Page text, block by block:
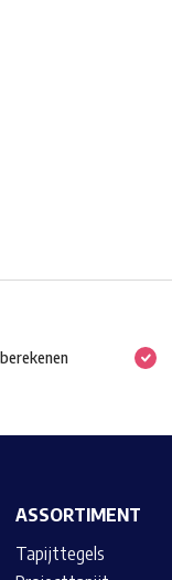
ASSORTIMENT
Tapijttegels